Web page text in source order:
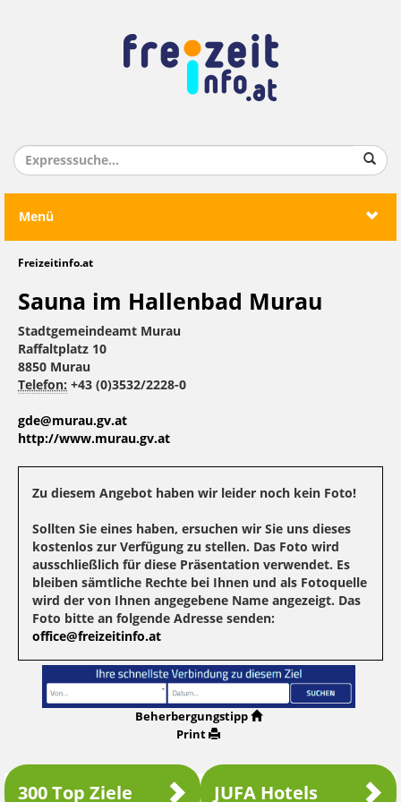
Menü
Freizeitinfo.at
Sauna im Hallenbad Murau
Stadtgemeindeamt Murau
Raffaltplatz 10
8850 Murau
Telefon: +43 (0)3532/2228-0
gde@murau.gv.at
http://www.murau.gv.at
Zu diesem Angebot haben wir leider noch kein Foto!
Sollten Sie eines haben, ersuchen wir Sie uns dieses
kostenlos zur Verfügung zu stellen. Das Foto wird
ausschließlich für diese Präsentation verwendet. Es
bleiben sämtliche Rechte bei Ihnen und als Fotoquelle
wird der von Ihnen angegebene Name angezeigt. Das
Foto bitte an folgende Adresse senden:
office@freizeitinfo.at
Beherbergungstipp
Print
300 Top Ziele JUFA Hotels